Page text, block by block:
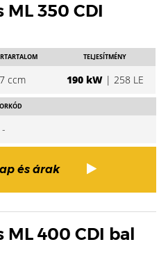
ML 350 CDI
ccm
TELJESÍTMÉNY
190 kW| 258 LE
-
és árak
ML 400 CDI bal